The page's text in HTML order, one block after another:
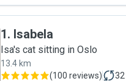
1. Isabela
Isa's cat sitting in Oslo
13.4 km
(100 reviews) 32